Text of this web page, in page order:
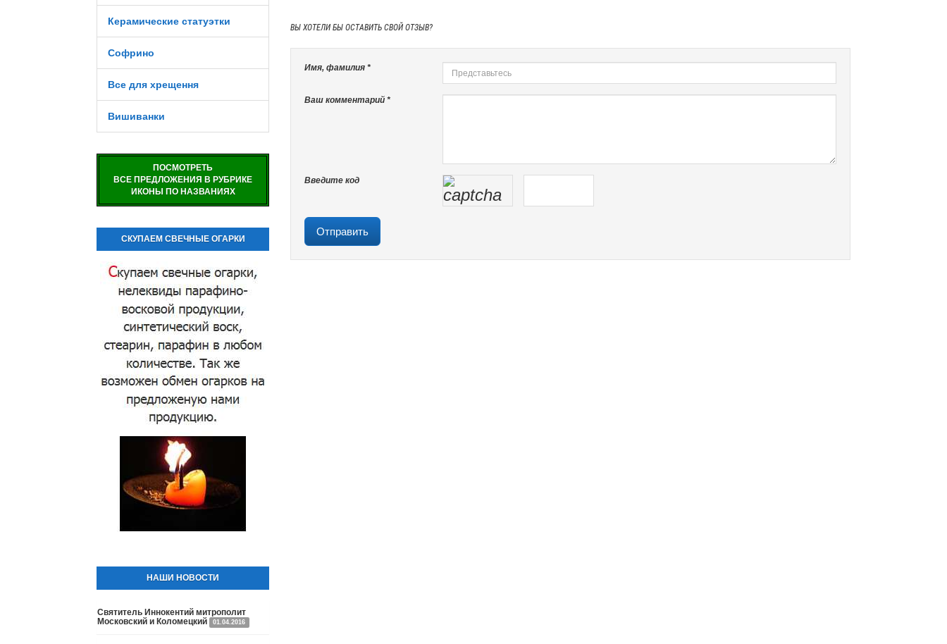
Керамические статуэтки
Софрино
Все для хрещення
Вишиванки
ПОСМОТРЕТЬ
ВСЕ ПРЕДЛОЖЕНИЯ В РУБРИКЕ
ИКОНЫ ПО НАЗВАНИЯХ
СКУПАЕМ СВЕЧНЫЕ ОГАРКИ
НАШИ НОВОСТИ
Святитель Иннокентий митрополит
Московский и Коломецкий
01.04.2016
ВЫ ХОТЕЛИ БЫ ОСТАВИТЬ СВОЙ ОТЗЫВ?
Имя, фамилия *
Ваш комментарий *
Введите код